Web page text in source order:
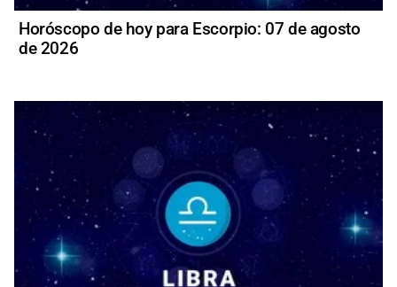
Horóscopo de hoy para Escorpio: 07 de agosto
de 2026